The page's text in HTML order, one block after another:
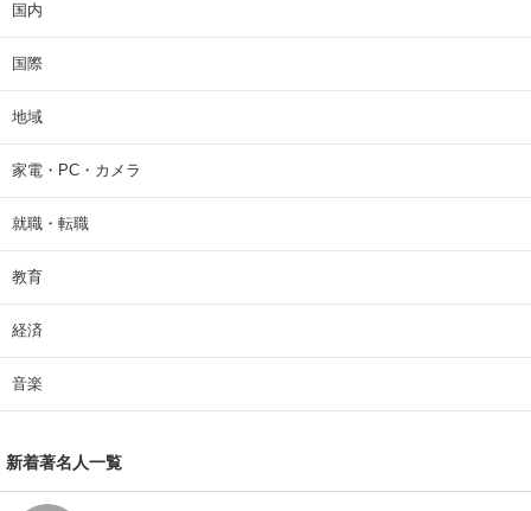
国内
国際
地域
家電・PC・カメラ
就職・転職
教育
経済
音楽
新着著名人一覧